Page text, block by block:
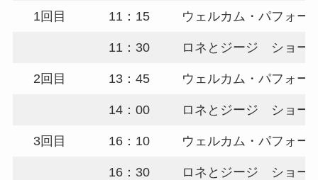
1回目 11：15 ウェルカム・パフォー
11：30 ロネとジージ ショー
2回目 13：45 ウェルカム・パフォー
14：00 ロネとジージ ショー
3回目 16：10 ウェルカム・パフォー
16：30 ロネとジージ ショー